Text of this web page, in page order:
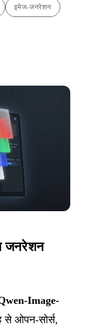
इमेज-जनरेशन
जनरेशन
Image-
से ओपन-सोर्स,